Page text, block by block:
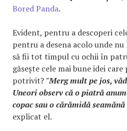
Bored Panda.
Evident, pentru a descoperi
pentru a desena acolo unde
să fii tot timpul cu ochii în
găsește cele mai bune idei
potrivit? "Merg mult pe jos,
Uneori observ că o piatră
copac sau o cărămidă seamănă
explicat el.